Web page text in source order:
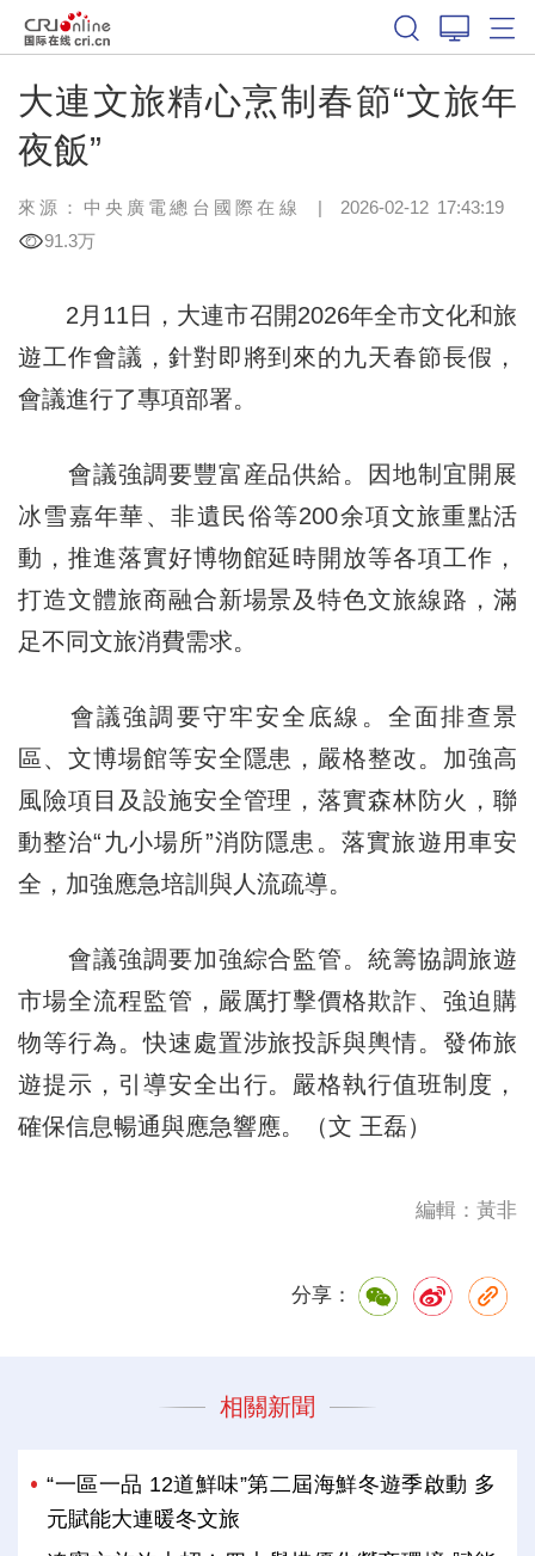
大連文旅精心烹制春節“文旅年
夜飯”
來源：中央廣電總台國際在線 | 2026-02-12 17:43:19
91.3万
2月11日，大連市召開2026年全市文化和旅
遊工作會議，針對即將到來的九天春節長假，
會議進行了專項部署。
會議強調要豐富産品供給。因地制宜開展
冰雪嘉年華、非遺民俗等200余項文旅重點活
動，推進落實好博物館延時開放等各項工作，
打造文體旅商融合新場景及特色文旅線路，滿
足不同文旅消費需求。
會議強調要守牢安全底線。全面排查景
區、文博場館等安全隱患，嚴格整改。加強高
風險項目及設施安全管理，落實森林防火，聯
動整治“九小場所”消防隱患。落實旅遊用車安
全，加強應急培訓與人流疏導。
會議強調要加強綜合監管。統籌協調旅遊
市場全流程監管，嚴厲打擊價格欺詐、強迫購
物等行為。快速處置涉旅投訴與輿情。發佈旅
遊提示，引導安全出行。嚴格執行值班制度，
確保信息暢通與應急響應。（文 王磊）
編輯：黃非
分享：
相關新聞
“一區一品 12道鮮味”第二屆海鮮冬遊季啟動 多
元賦能大連暖冬文旅